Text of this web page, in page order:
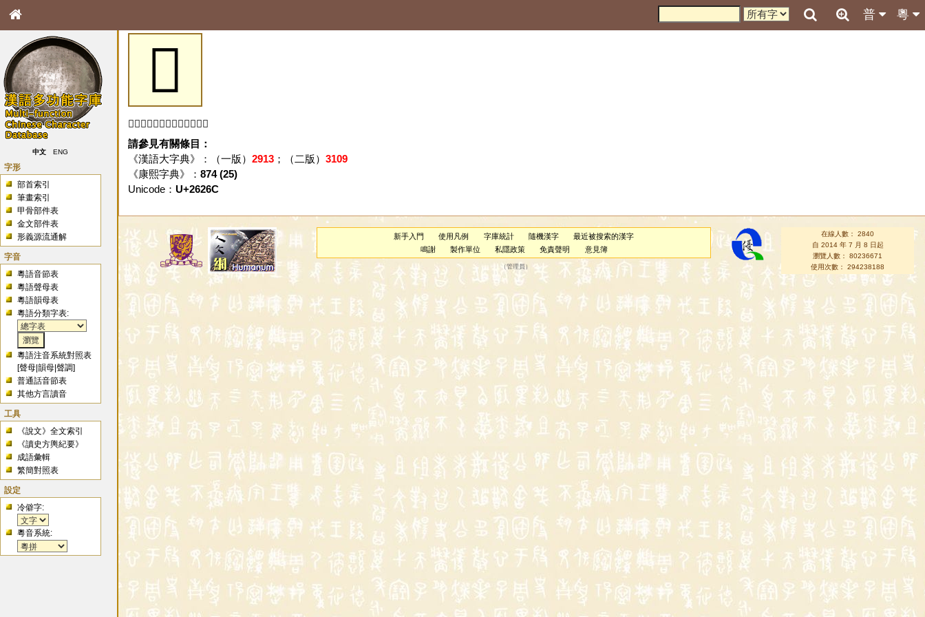
粵
普
中文 ENG
字形
部首索引
筆畫索引
甲骨部件表
金文部件表
形義源流通解
字音
粵語音節表
粵語聲母表
粵語韻母表
粵語分類字表:
粵語注音系統對照表
[聲母 |韻母 |聲調]
普通話音節表
其他方言讀音
工具
《說文》全文索引
《讀史方輿紀要》
成語彙輯
繁簡對照表
設定
冷僻字:
粵音系統:
𦉬
「𦉬」字未收錄於本資料庫。
請參見有關條目：
《漢語大字典》：（一版） 2913；（二版） 3109
《康熙字典》： 874 (25)
Unicode： U+2626C
新手入門 使用凡例 字庫統計 隨機漢字
最近被搜索的漢字
鳴謝
製作單位 私隱政策 免責聲明 意見簿
（管理員 ）
在線人數： 2840
自 2014 年 7 月 8 日起
瀏覽人數： 80236671
使用次數： 294238188